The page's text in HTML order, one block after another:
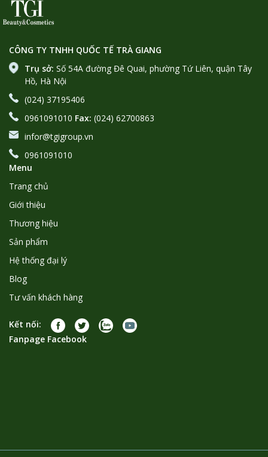
CÔNG TY TNHH QUỐC TẾ TRÀ GIANG
Trụ sở: Số 54A đường Đê Quai, phường Tứ Liên, quận Tây
Hồ, Hà Nội
(024) 37195406
0961091010 Fax: (024) 62700863
infor@tgigroup.vn
0961091010
Menu
Trang chủ
Giới thiệu
Thương hiệu
Sản phẩm
Hệ thống đại lý
Blog
Tư vấn khách hàng
Kết nối:
Fanpage Facebook